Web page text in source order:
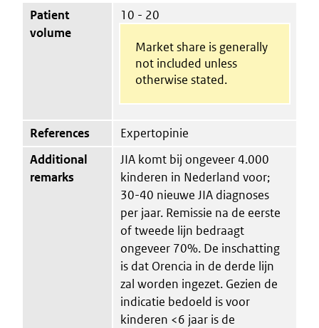
Patient
volume
10 - 20
Market share is generally
not included unless
otherwise stated.
References
Expertopinie
Additional
remarks
JIA komt bij ongeveer 4.000
kinderen in Nederland voor;
30-40 nieuwe JIA diagnoses
per jaar. Remissie na de eerste
of tweede lijn bedraagt
ongeveer 70%. De inschatting
is dat Orencia in de derde lijn
zal worden ingezet. Gezien de
indicatie bedoeld is voor
kinderen <6 jaar is de